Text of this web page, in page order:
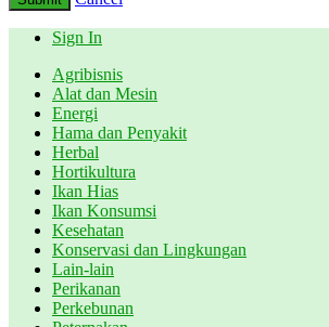
Sign In
Agribisnis
Alat dan Mesin
Energi
Hama dan Penyakit
Herbal
Hortikultura
Ikan Hias
Ikan Konsumsi
Kesehatan
Konservasi dan Lingkungan
Lain-lain
Perikanan
Perkebunan